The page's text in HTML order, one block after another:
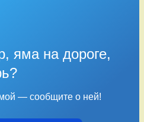
яма на дороге,
— сообщите о ней!